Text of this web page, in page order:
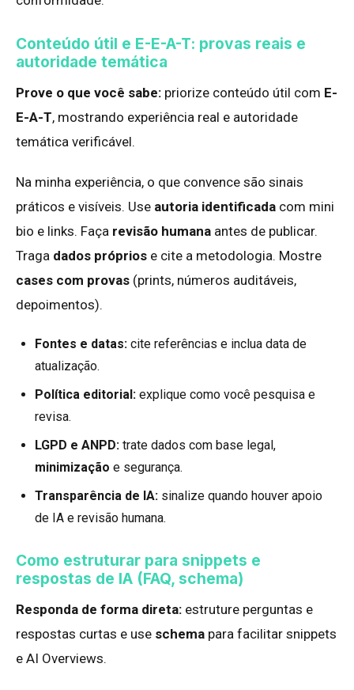
Conteúdo útil e E-E-A-T: provas reais e
autoridade temática
Prove o que você sabe: priorize conteúdo útil com E-
E-A-T, mostrando experiência real e autoridade
temática verificável.
Na minha experiência, o que convence são sinais
práticos e visíveis. Use autoria identificada com mini
bio e links. Faça revisão humana antes de publicar.
Traga dados próprios e cite a metodologia. Mostre
cases com provas (prints, números auditáveis,
depoimentos).
Fontes e datas: cite referências e inclua data de
atualização.
Política editorial: explique como você pesquisa e
revisa.
LGPD e ANPD: trate dados com base legal,
minimização e segurança.
Transparência de IA: sinalize quando houver apoio
de IA e revisão humana.
Como estruturar para snippets e
respostas de IA (FAQ, schema)
Responda de forma direta: estruture perguntas e
respostas curtas e use schema para facilitar snippets
e AI Overviews.